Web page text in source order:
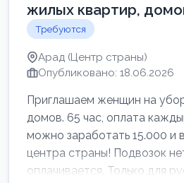
жилых квартир,
Требуются
Арад (Центр страны)
Опубликовано: 18.06.2026
Приглашаем женщин на
домов. 65 час, оплата
можно заработать 15.000 и
центра страны! Подвозок
оплачивается. Только для